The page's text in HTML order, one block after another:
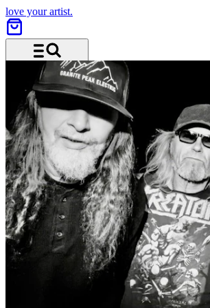
love your artist.
Menü und Suche